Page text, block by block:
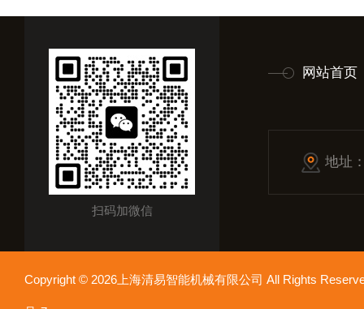
扫码加微信
网站首页
地址
Copyright © 2026上海清易智能机械有限公司 All Rights